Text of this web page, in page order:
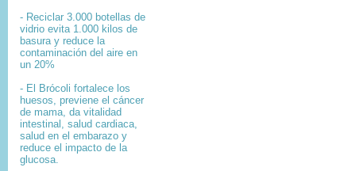
- Reciclar 3.000 botellas de
vidrio evita 1.000 kilos de
basura y reduce la
contaminación del aire en
un 20%
- El Brócoli fortalece los
huesos, previene el cáncer
de mama, da vitalidad
intestinal, salud cardiaca,
salud en el embarazo y
reduce el impacto de la
glucosa.